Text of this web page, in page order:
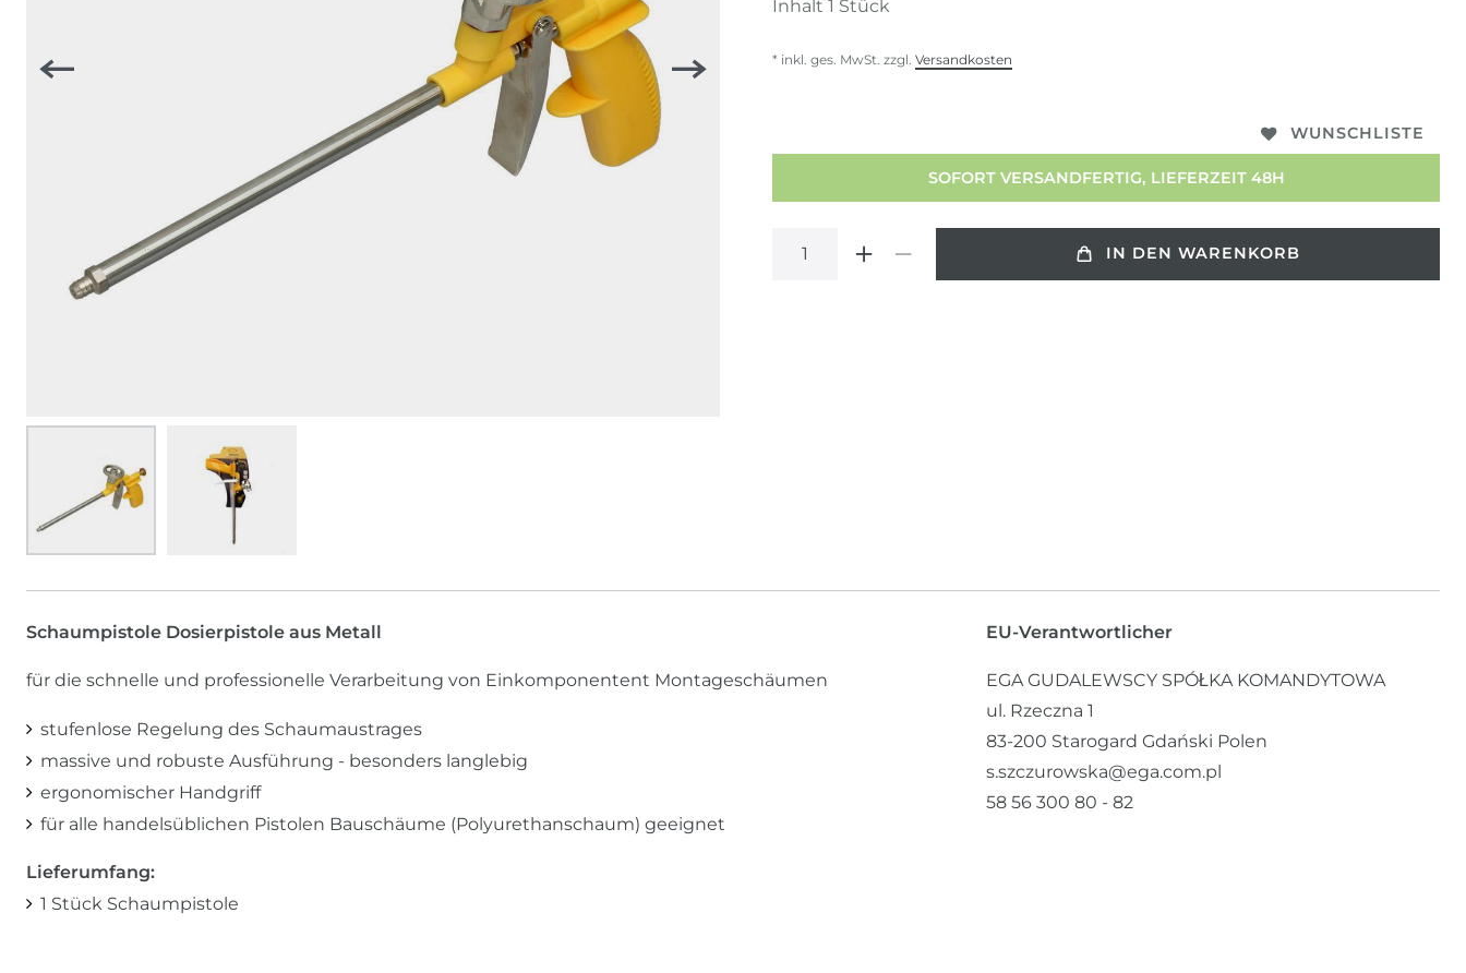
Inhalt 1 Stück
* inkl. ges. MwSt. zzgl. Versandkosten
WUNSCHLISTE
SOFORT VERSANDFERTIG, LIEFERZEIT 48H
IN DEN WARENKORB
Schaumpistole Dosierpistole aus Metall
für die schnelle und professionelle Verarbeitung von Einkomponentent Montageschäumen
stufenlose Regelung des Schaumaustrages
massive und robuste Ausführung - besonders langlebig
ergonomischer Handgriff
für alle handelsüblichen Pistolen Bauschäume (Polyurethanschaum) geeignet
Lieferumfang:
1 Stück Schaumpistole
EU-Verantwortlicher
EGA GUDALEWSCY SPÓŁKA KOMANDYTOWA
ul. Rzeczna 1
83-200 Starogard Gdański Polen
s.szczurowska@ega.com.pl
58 56 300 80 - 82